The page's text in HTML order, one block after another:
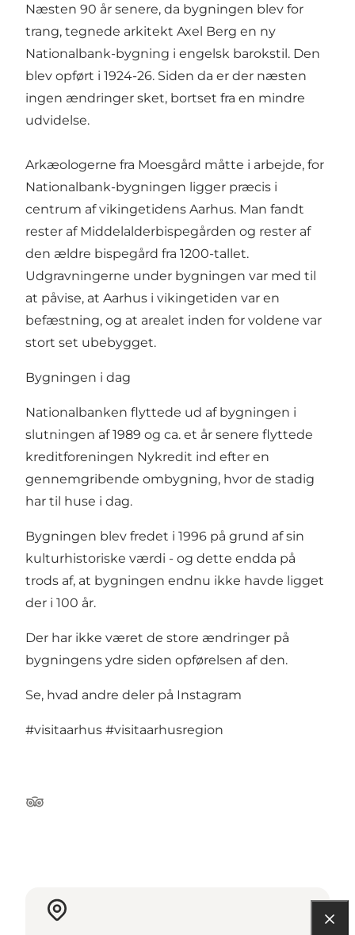
Næsten 90 år senere, da bygningen blev for
trang, tegnede arkitekt Axel Berg en ny
Nationalbank-bygning i engelsk barokstil. Den
blev opført i 1924-26. Siden da er der næsten
ingen ændringer sket, bortset fra en mindre
udvidelse.
Arkæologerne fra Moesgård måtte i arbejde, for
Nationalbank-bygningen ligger præcis i
centrum af vikingetidens Aarhus. Man fandt
rester af Middelalderbispegården og rester af
den ældre bispegård fra 1200-tallet.
Udgravningerne under bygningen var med til
at påvise, at Aarhus i vikingetiden var en
befæstning, og at arealet inden for voldene var
stort set ubebygget.
Bygningen i dag
Nationalbanken flyttede ud af bygningen i
slutningen af 1989 og ca. et år senere flyttede
kreditforeningen Nykredit ind efter en
gennemgribende ombygning, hvor de stadig
har til huse i dag.
Bygningen blev fredet i 1996 på grund af sin
kulturhistoriske værdi - og dette endda på
trods af, at bygningen endnu ikke havde ligget
der i 100 år.
Der har ikke været de store ændringer på
bygningens ydre siden opførelsen af den.
Se, hvad andre deler på Instagram
#visitaarhus #visitaarhusregion
Tripadvisor